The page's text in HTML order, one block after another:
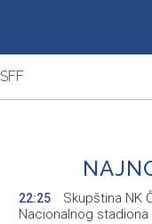
SFF
22:25
Skupština NK
Nacionalnog stadiona